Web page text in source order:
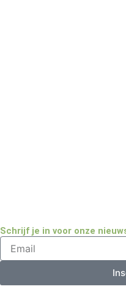
Schrijf je in voor onze